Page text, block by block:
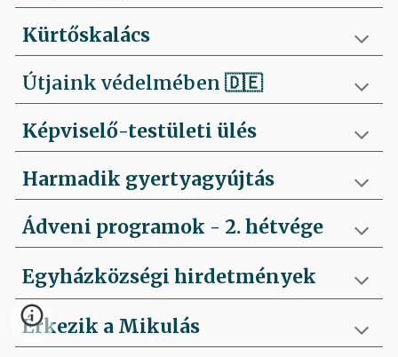
Kürtőskalács
Útjaink védelmében🇩🇪
Képviselő-testületi ülés
Harmadik gyertyagyújtás
Ádveni programok - 2. hétvége
Egyházközségi hirdetmények
Érkezik a Mikulás